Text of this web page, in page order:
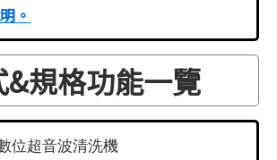
。
&規格功能一覽
位超音波清洗機